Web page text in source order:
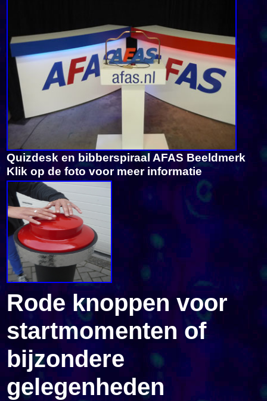
Quizdesk en bibberspiraal AFAS Beeldmerk
Klik op de foto voor meer informatie
Rode knoppen voor
startmomenten of
bijzondere
gelegenheden